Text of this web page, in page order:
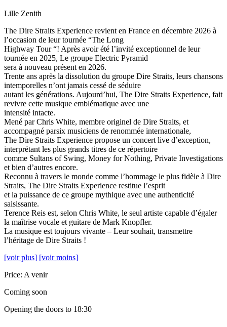
Lille Zenith
The Dire Straits Experience revient en France en décembre 2026 à
l’occasion de leur tournée “The Long
Highway Tour “! Après avoir été l’invité exceptionnel de leur
tournée en 2025, Le groupe Electric Pyramid
sera à nouveau présent en 2026.
Trente ans après la dissolution du groupe Dire Straits, leurs chansons
intemporelles n’ont jamais cessé de séduire
autant les générations. Aujourd’hui, The Dire Straits Experience, fait
revivre cette musique emblématique avec une
intensité intacte.
Mené par Chris White, membre originel de Dire Straits, et
accompagné parsix musiciens de renommée internationale,
The Dire Straits Experience propose un concert live d’exception,
interprétant les plus grands titres de ce répertoire
comme Sultans of Swing, Money for Nothing, Private Investigations
et bien d’autres encore.
Reconnu à travers le monde comme l’hommage le plus fidèle à Dire
Straits, The Dire Straits Experience restitue l’esprit
et la puissance de ce groupe mythique avec une authenticité
saisissante.
Terence Reis est, selon Chris White, le seul artiste capable d’égaler
la maîtrise vocale et guitare de Mark Knopfler.
La musique est toujours vivante – Leur souhait, transmettre
l’héritage de Dire Straits !
[voir plus] [voir moins]
Price: A venir
Coming soon
Opening the doors to 18:30